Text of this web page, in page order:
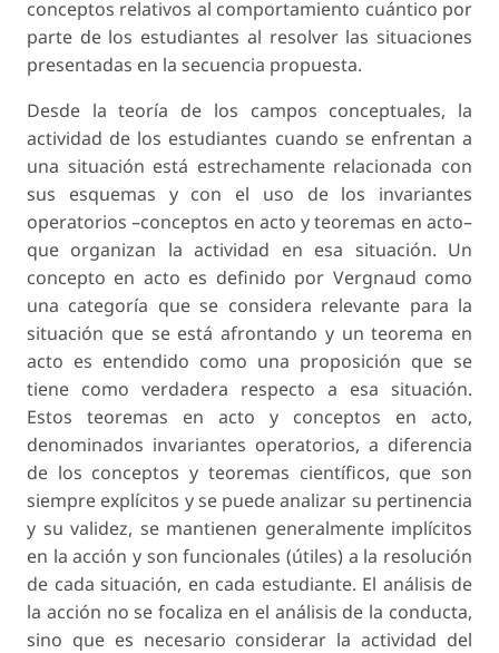
conceptos relativos al comportamiento cuántico por
parte de los estudiantes al resolver las situaciones
presentadas en la secuencia propuesta.
Desde la teoría de los campos conceptuales, la
actividad de los estudiantes cuando se enfrentan a
una situación está estrechamente relacionada con
sus esquemas y con el uso de los invariantes
operatorios –conceptos en acto y teoremas en acto–
que organizan la actividad en esa situación. Un
concepto en acto es definido por Vergnaud como
una categoría que se considera relevante para la
situación que se está afrontando y un teorema en
acto es entendido como una proposición que se
tiene como verdadera respecto a esa situación.
Estos teoremas en acto y conceptos en acto,
denominados invariantes operatorios, a diferencia
de los conceptos y teoremas científicos, que son
siempre explícitos y se puede analizar su pertinencia
y su validez, se mantienen generalmente implícitos
en la acción y son funcionales (útiles) a la resolución
de cada situación, en cada estudiante. El análisis de
la acción no se focaliza en el análisis de la conducta,
sino que es necesario considerar la actividad del